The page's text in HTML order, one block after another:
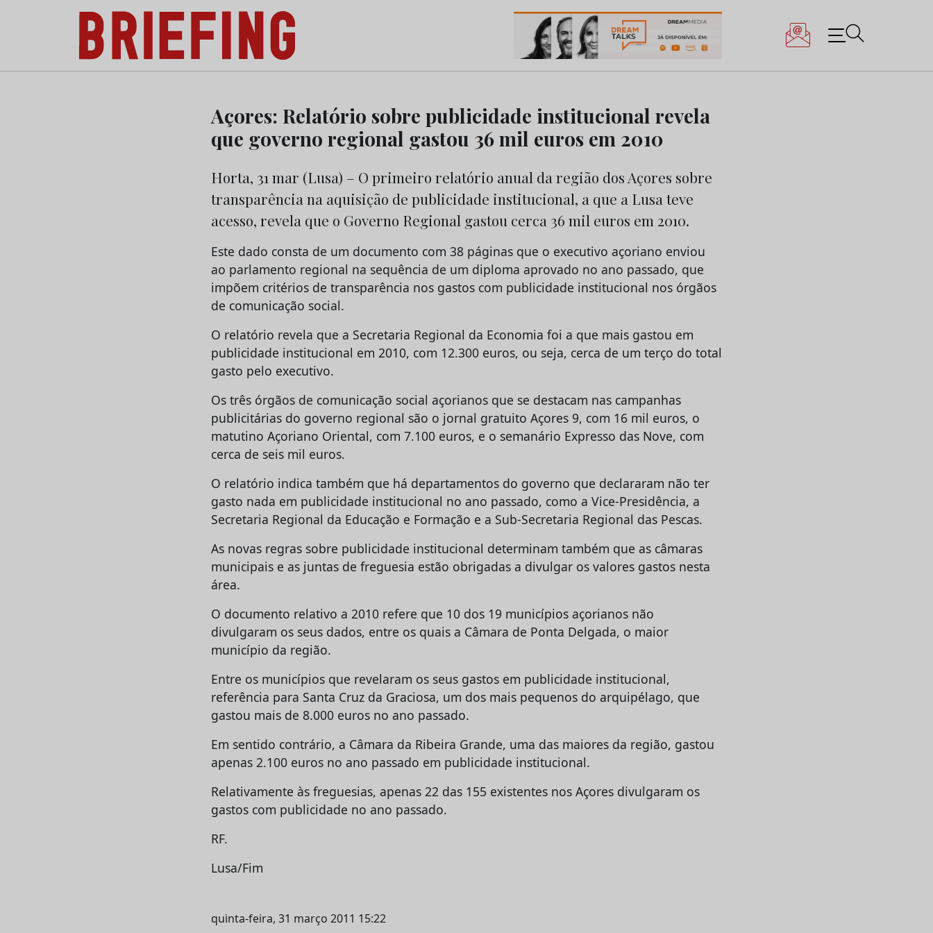
Briefing: Todas as notícias sobre os negócios do Marketing e da Publicidade
Açores: Relatório sobre publicidade institucional revela
que governo regional gastou 36 mil euros em 2010
Horta, 31 mar (Lusa) – O primeiro relatório anual da região dos Açores sobre
transparência na aquisição de publicidade institucional, a que a Lusa teve
acesso, revela que o Governo Regional gastou cerca 36 mil euros em 2010.
Este dado consta de um documento com 38 páginas que o executivo açoriano enviou
ao parlamento regional na sequência de um diploma aprovado no ano passado, que
impõem critérios de transparência nos gastos com publicidade institucional nos órgãos
de comunicação social.
O relatório revela que a Secretaria Regional da Economia foi a que mais gastou em
publicidade institucional em 2010, com 12.300 euros, ou seja, cerca de um terço do total
gasto pelo executivo.
Os três órgãos de comunicação social açorianos que se destacam nas campanhas
publicitárias do governo regional são o jornal gratuito Açores 9, com 16 mil euros, o
matutino Açoriano Oriental, com 7.100 euros, e o semanário Expresso das Nove, com
cerca de seis mil euros.
O relatório indica também que há departamentos do governo que declararam não ter
gasto nada em publicidade institucional no ano passado, como a Vice-Presidência, a
Secretaria Regional da Educação e Formação e a Sub-Secretaria Regional das Pescas.
As novas regras sobre publicidade institucional determinam também que as câmaras
municipais e as juntas de freguesia estão obrigadas a divulgar os valores gastos nesta
área.
O documento relativo a 2010 refere que 10 dos 19 municípios açorianos não
divulgaram os seus dados, entre os quais a Câmara de Ponta Delgada, o maior
município da região.
Entre os municípios que revelaram os seus gastos em publicidade institucional,
referência para Santa Cruz da Graciosa, um dos mais pequenos do arquipélago, que
gastou mais de 8.000 euros no ano passado.
Em sentido contrário, a Câmara da Ribeira Grande, uma das maiores da região, gastou
apenas 2.100 euros no ano passado em publicidade institucional.
Relativamente às freguesias, apenas 22 das 155 existentes nos Açores divulgaram os
gastos com publicidade no ano passado.
RF.
Lusa/Fim
quinta-feira, 31 março 2011 15:22